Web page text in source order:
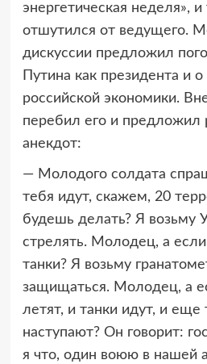
энергетическая неделя»,
отшутился от ведущего.
дискуссии предложил
Путина как президента и
российской экономики.
перебил его и предложил
анекдот:
— Молодого солдата
тебя идут, скажем, 20
будешь делать? Я возьму
стрелять. Молодец, а
танки? Я возьму
защищаться. Молодец, а
летят, и танки идут, и еще
наступают? Он говорит:
я что, один воюю в нашей